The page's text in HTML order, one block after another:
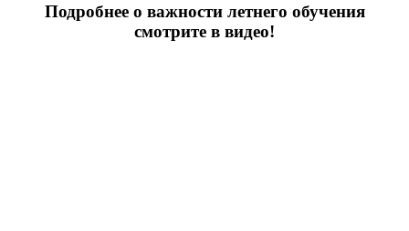
Подробнее о важности летнего обучения
смотрите в видео!